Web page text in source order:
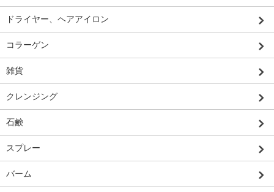
ドライヤー、ヘアアイロン
コラーゲン
雑貨
クレンジング
石鹸
スプレー
バーム